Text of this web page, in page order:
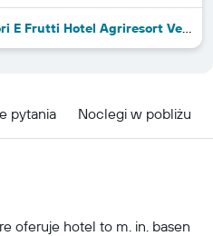
Jeszcze 15 ofert (Mestre/Fiori E Frutti Hotel Agriresort Venezia Mestre)
pytania Noclegi w pobliżu
oferuje hotel to m. in. basen